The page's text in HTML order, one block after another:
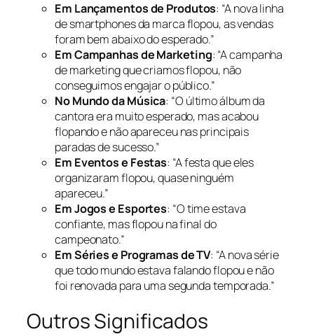
Em Lançamentos de Produtos: “A nova linha
de smartphones da marca flopou, as vendas
foram bem abaixo do esperado.”
Em Campanhas de Marketing: “A campanha
de marketing que criamos flopou, não
conseguimos engajar o público.”
No Mundo da Música: “O último álbum da
cantora era muito esperado, mas acabou
flopando e não apareceu nas principais
paradas de sucesso.”
Em Eventos e Festas: “A festa que eles
organizaram flopou, quase ninguém
apareceu.”
Em Jogos e Esportes: “O time estava
confiante, mas flopou na final do
campeonato.”
Em Séries e Programas de TV: “A nova série
que todo mundo estava falando flopou e não
foi renovada para uma segunda temporada.”
Outros Significados